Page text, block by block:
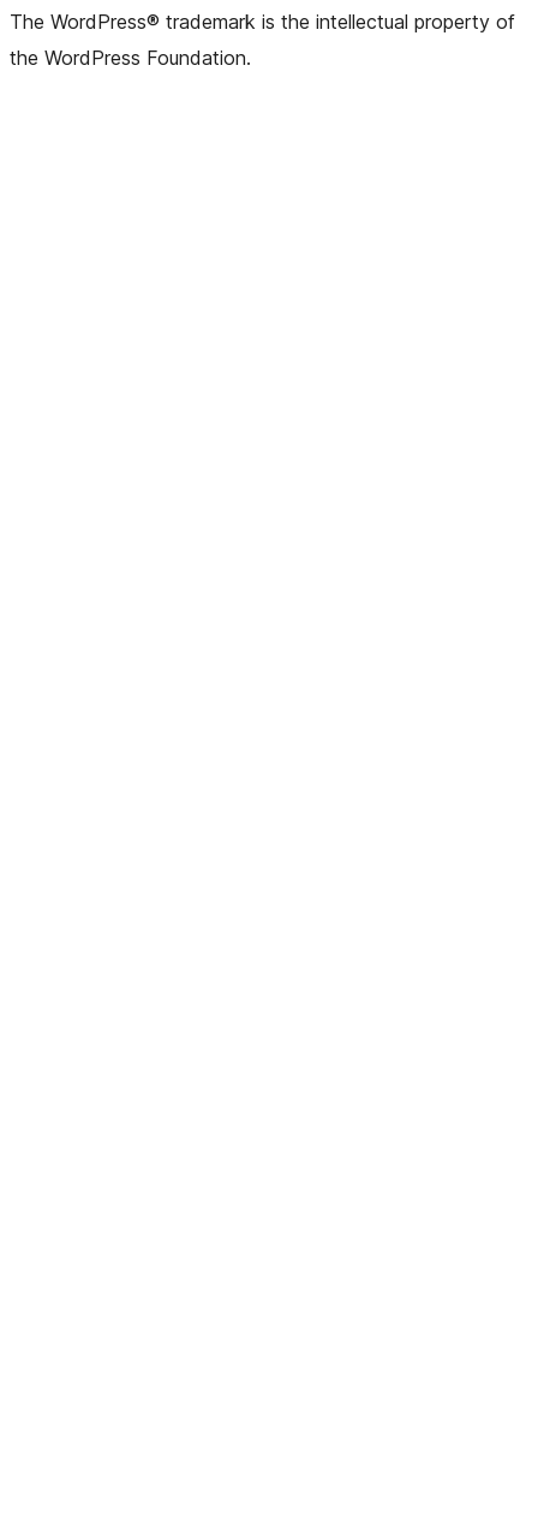
The WordPress® trademark is the intellectual property of
the WordPress Foundation.